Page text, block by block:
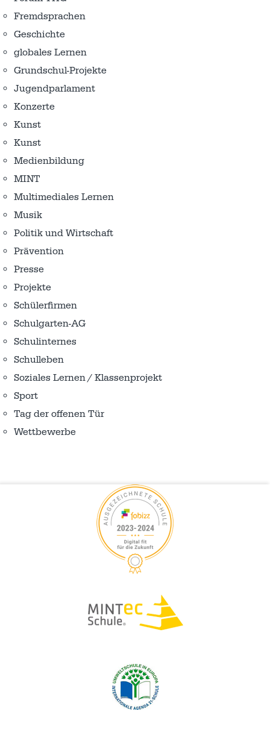
Fremdsprachen
Geschichte
globales Lernen
Grundschul-Projekte
Jugendparlament
Konzerte
Kunst
Kunst
Medienbildung
MINT
Multimediales Lernen
Musik
Politik und Wirtschaft
Prävention
Presse
Projekte
Schülerfirmen
Schulgarten-AG
Schulinternes
Schulleben
Soziales Lernen / Klassenprojekt
Sport
Tag der offenen Tür
Wettbewerbe